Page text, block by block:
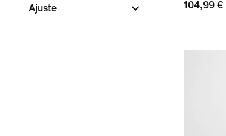
Ajuste
104,99 €